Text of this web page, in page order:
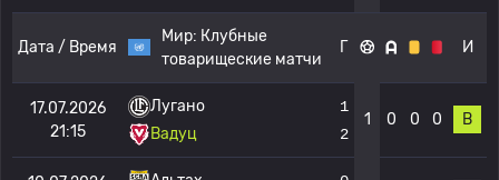
Дата / Время
Мир: Клубные
товарищеские матчи
Г И
17.07.2026
21:15
Лугано
Вадуц
1
2
1 0 0 0 В